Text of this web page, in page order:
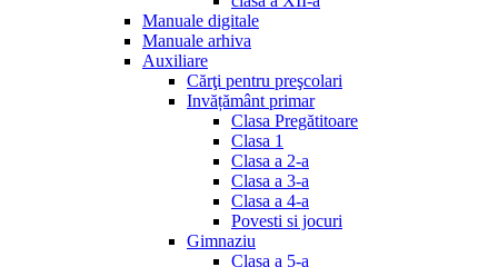
Manuale digitale
Manuale arhiva
Auxiliare
Cărţi pentru preşcolari
Invățământ primar
Clasa Pregătitoare
Clasa 1
Clasa a 2-a
Clasa a 3-a
Clasa a 4-a
Povesti si jocuri
Gimnaziu
Clasa a 5-a